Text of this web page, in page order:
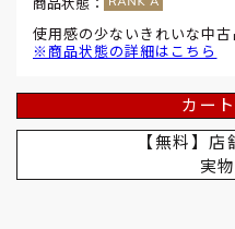
使用感の少ないきれいな中古
※商品状態の詳細はこちら
カー
【無料】
実